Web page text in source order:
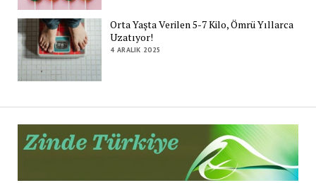
Orta Yaşta Verilen 5-7 Kilo, Ömrü Yıllarca
Uzatıyor!
4 ARALIK 2025